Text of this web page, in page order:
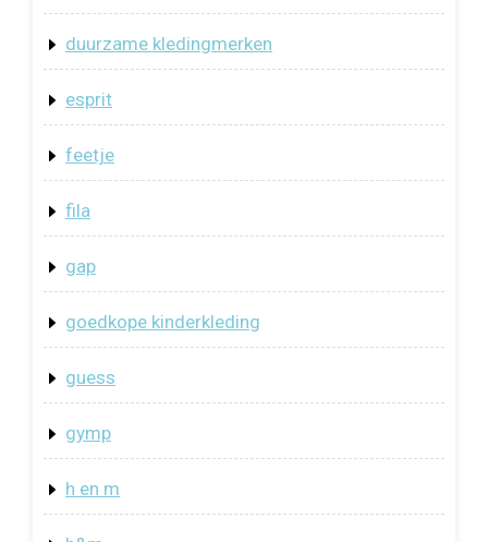
duurzame kledingmerken
esprit
feetje
fila
gap
goedkope kinderkleding
guess
gymp
h en m